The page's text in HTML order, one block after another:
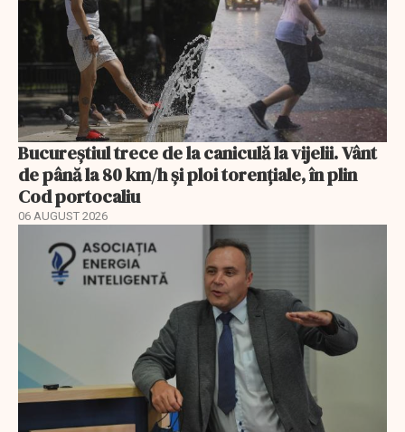
Bucureștiul trece de la caniculă la vijelii. Vânt
de până la 80 km/h și ploi torențiale, în plin
Cod portocaliu
06 AUGUST 2026